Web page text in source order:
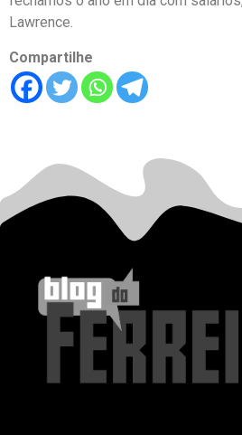
Lawrence.
Compartilhe